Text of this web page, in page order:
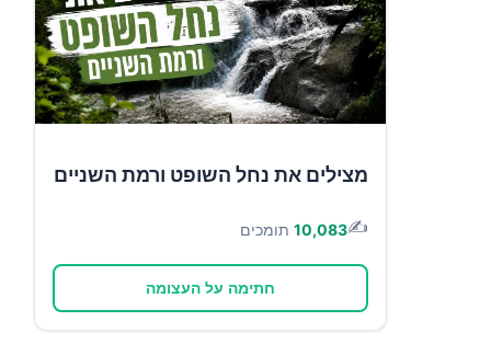
מצילים את נחל השופט ורמת השניים
✍️
10,083 תומכים
חתימה על העצומה